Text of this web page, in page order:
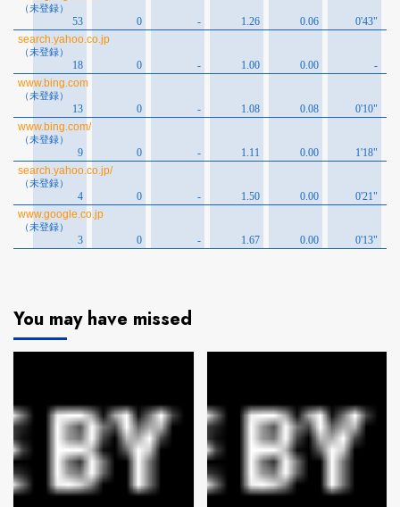
You may have missed